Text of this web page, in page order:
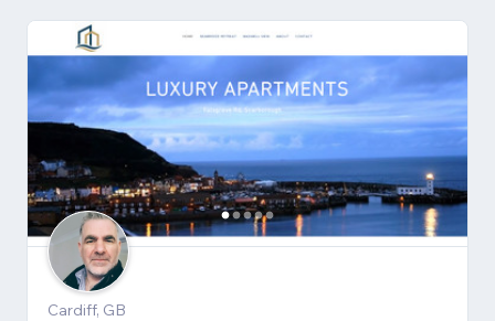
Cardiff, GB